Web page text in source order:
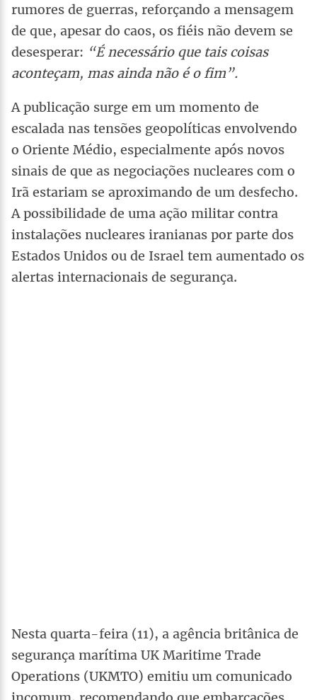
rumores de guerras, reforçando a mensagem
de que, apesar do caos, os fiéis não devem se
desesperar: “É necessário que tais coisas
aconteçam, mas ainda não é o fim”.
A publicação surge em um momento de
escalada nas tensões geopolíticas envolvendo
o Oriente Médio, especialmente após novos
sinais de que as negociações nucleares com o
Irã estariam se aproximando de um desfecho.
A possibilidade de uma ação militar contra
instalações nucleares iranianas por parte dos
Estados Unidos ou de Israel tem aumentado os
alertas internacionais de segurança.
Nesta quarta-feira (11), a agência britânica de
segurança marítima UK Maritime Trade
Operations (UKMTO) emitiu um comunicado